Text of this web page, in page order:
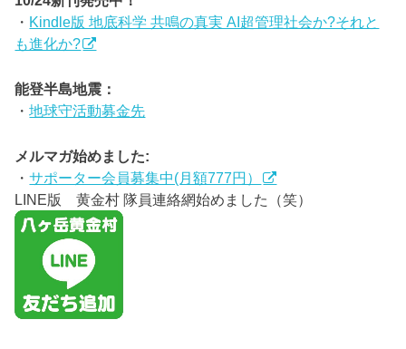
・ Kindle版 地底科学 共鳴の真実 AI超管理社会か?それと
も進化か?
能登半島地震：
・地球守活動募金先
メルマガ始めました:
・サポーター会員募集中(月額777円）
LINE版 黄金村 隊員連絡網始めました（笑）